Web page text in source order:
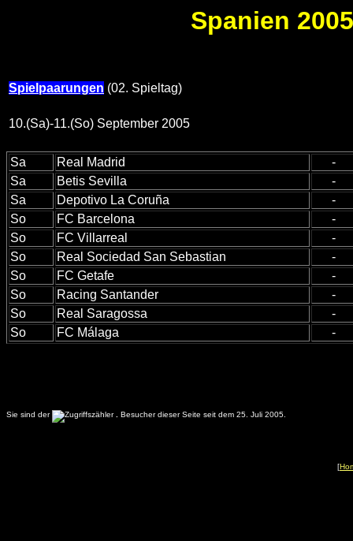
Spanien
Spielpaarungen (02. Spieltag)
10.(Sa)-11.(So) September 2005
Sa Real Madrid
-
Sa
Betis Sevilla
-
Sa
Depotivo La Coruña
-
So
FC Barcelona
-
So
FC Villarreal
-
So
Real Sociedad San Sebastian
-
So
FC Getafe
-
So
Racing Santander
-
So
Real Saragossa
-
So
FC Málaga -
Sie sind der . Besucher dieser Seite seit dem 25. Juli 2005.
[